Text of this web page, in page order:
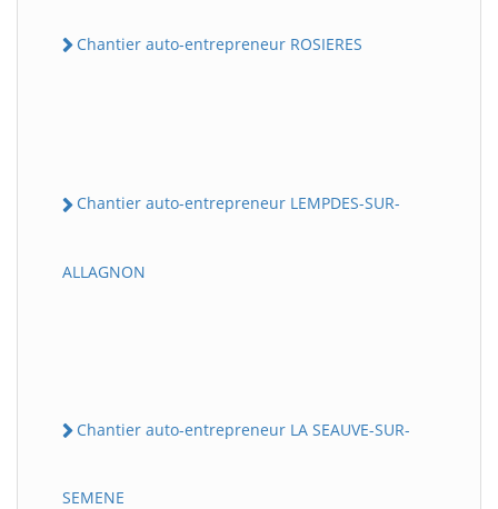
Chantier auto-entrepreneur ROSIERES
Chantier auto-entrepreneur LEMPDES-SUR-
ALLAGNON
Chantier auto-entrepreneur LA SEAUVE-SUR-
SEMENE